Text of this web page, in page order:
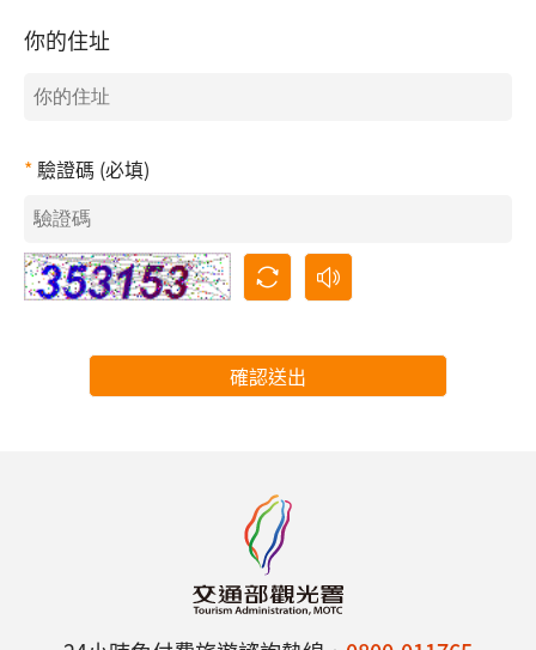
你的住址
驗證碼 (必填)
確認送出